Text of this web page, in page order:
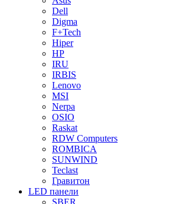
Dell
Digma
F+Tech
Hiper
HP
IRU
IRBIS
Lenovo
MSI
Nerpa
OSIO
Raskat
RDW Computers
ROMBICA
SUNWIND
Teclast
Гравитон
LED панели